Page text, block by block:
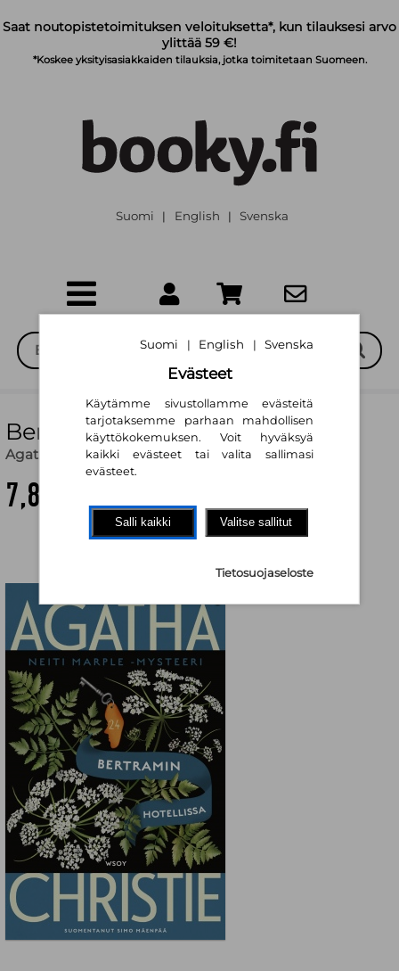
Saat noutopistetoimituksen veloituksetta*, kun tilauksesi arvo
ylittää 59 €!
*Koskee yksityisasiakkaiden tilauksia, jotka toimitetaan Suomeen.
Suomi | English | Svenska
Bertramin hotellissa
Agatha Christie,Simo Mäenpää (käänt.)
7,80 €
Suomi | English | Svenska
Evästeet
Käytämme sivustollamme evästeitä
tarjotaksemme parhaan mahdollisen
käyttökokemuksen. Voit hyväksyä
kaikki evästeet tai valita sallimasi
evästeet.
Salli kaikki Valitse sallitut
Tietosuojaseloste